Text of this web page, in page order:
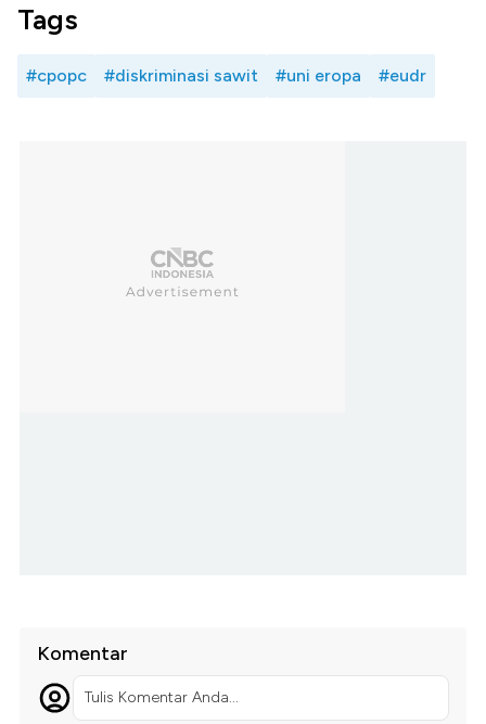
Tags
#cpopc #diskriminasi sawit #uni eropa #eudr
Komentar
Tulis Komentar Anda...